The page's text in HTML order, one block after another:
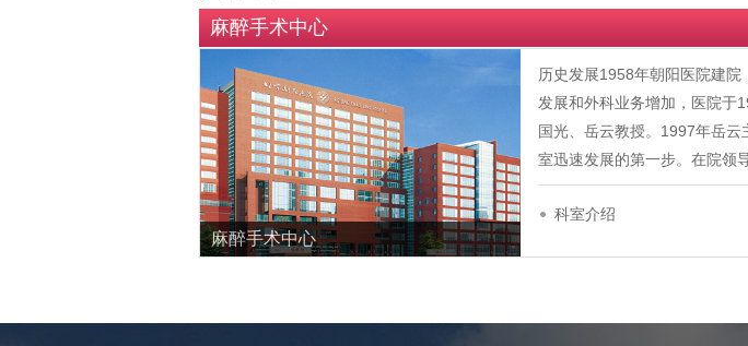
麻醉手术中心
麻醉手术中心
历史发展1958年朝阳医院建
发展和外科业务增加，医院于
国光、岳云教授。1997年岳
室迅速发展的第一步。在院领
科室介绍